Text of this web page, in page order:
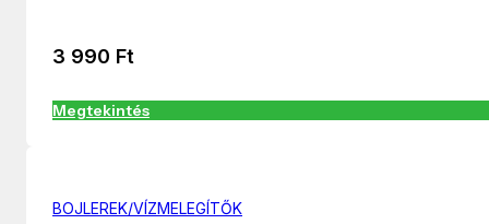
3 990 Ft
Megtekintés
BOJLEREK/VÍZMELEGÍTŐK